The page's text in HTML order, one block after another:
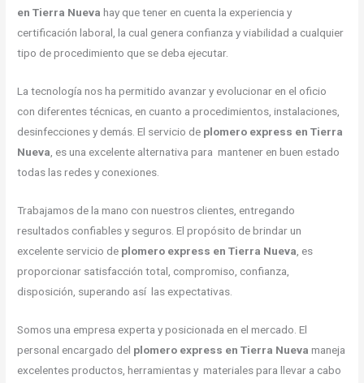
en Tierra Nueva hay que tener en cuenta la experiencia y
certificación laboral, la cual genera confianza y viabilidad a cualquier
tipo de procedimiento que se deba ejecutar.
La tecnología nos ha permitido avanzar y evolucionar en el oficio
con diferentes técnicas, en cuanto a procedimientos, instalaciones,
desinfecciones y demás. El servicio de plomero express en Tierra
Nueva, es una excelente alternativa para mantener en buen estado
todas las redes y conexiones.
Trabajamos de la mano con nuestros clientes, entregando
resultados confiables y seguros. El propósito de brindar un
excelente servicio de plomero express en Tierra Nueva , es
proporcionar satisfacción total, compromiso, confianza,
disposición, superando así las expectativas.
Somos una empresa experta y posicionada en el mercado. El
personal encargado del plomero express en Tierra Nuevamaneja
excelentes productos, herramientas y materiales para llevar a cabo